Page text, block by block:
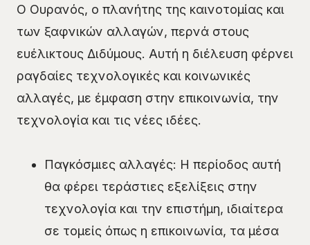
Ο Ουρανός, ο πλανήτης της καινοτομίας και
των ξαφνικών αλλαγών, περνά στους
ευέλικτους Διδύμους. Αυτή η διέλευση φέρνει
ραγδαίες τεχνολογικές και κοινωνικές
αλλαγές, με έμφαση στην επικοινωνία, την
τεχνολογία και τις νέες ιδέες.
Παγκόσμιες αλλαγές: Η περίοδος αυτή
θα φέρει τεράστιες εξελίξεις στην
τεχνολογία και την επιστήμη, ιδιαίτερα
σε τομείς όπως η επικοινωνία, τα μέσα